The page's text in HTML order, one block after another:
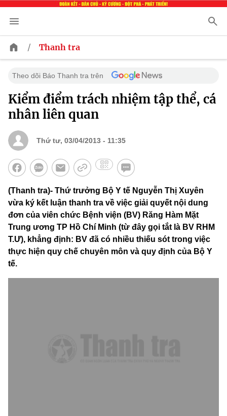
/ Thanh tra
Theo dõi Báo Thanh tra trên
Kiểm điểm trách nhiệm tập thể, cá
nhân liên quan
Thứ tư, 03/04/2013 - 11:35
(Thanh tra)- Thứ trưởng Bộ Y tế Nguyễn Thị Xuyên
vừa ký kết luận thanh tra về việc giải quyết nội dung
đơn của viên chức Bệnh viện (BV) Răng Hàm Mặt
Trung ương TP Hồ Chí Minh (từ đây gọi tắt là BV RHM
T.Ư), khẳng định: BV đã có nhiều thiếu sót trong việc
thực hiện quy chế chuyên môn và quy định của Bộ Y
tế.